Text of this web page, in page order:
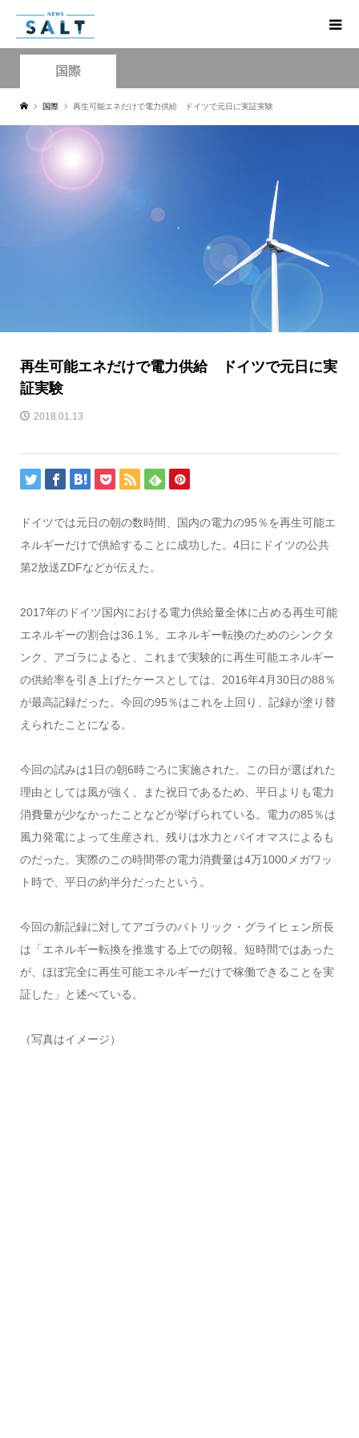
国際
国際 再生可能エネだけで電力供給 ドイツで元日に実証実験
再生可能エネだけで電力供給 ドイツで元日に実
証実験
2018.01.13
ドイツでは元日の朝の数時間、国内の電力の95％を再生可能エ
ネルギーだけで供給することに成功した。4日にドイツの公共
第2放送ZDFなどが伝えた。
2017年のドイツ国内における電力供給量全体に占める再生可能
エネルギーの割合は36.1％。エネルギー転換のためのシンクタ
ンク、アゴラによると、これまで実験的に再生可能エネルギー
の供給率を引き上げたケースとしては、2016年4月30日の88％
が最高記録だった。今回の95％はこれを上回り、記録が塗り替
えられたことになる。
今回の試みは1日の朝6時ごろに実施された。この日が選ばれた
理由としては風が強く、また祝日であるため、平日よりも電力
消費量が少なかったことなどが挙げられている。電力の85％は
風力発電によって生産され、残りは水力とバイオマスによるも
のだった。実際のこの時間帯の電力消費量は4万1000メガワッ
ト時で、平日の約半分だったという。
今回の新記録に対してアゴラのパトリック・グライヒェン所長
は「エネルギー転換を推進する上での朗報。短時間ではあった
が、ほぼ完全に再生可能エネルギーだけで稼働できることを実
証した」と述べている。
（写真はイメージ）